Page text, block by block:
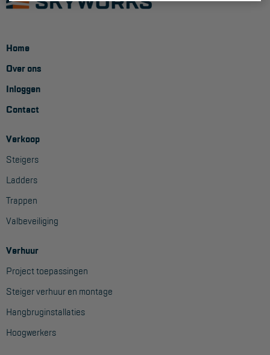
Laagbouw
Keuring en Inspectie
Ladders en trappen
OVER ONS
Vestigingen
Home
Over ons
Inloggen
Contact
Verkoop
Steigers
Ladders
Trappen
Valbeveiliging
Verhuur
Project toepassingen
Steiger verhuur en montage
Hangbruginstallaties
Hoogwerkers